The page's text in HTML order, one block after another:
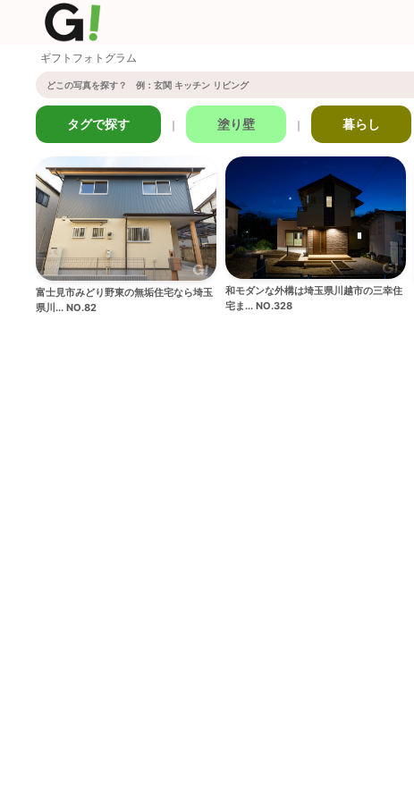
ギフトフォトグラム
タグで探す ｜ 塗り壁 ｜ 暮らし
富士見市みどり野東の無垢住宅なら埼玉
県川... NO.82
和モダンな外構は埼玉県川越市の三幸住
宅ま... NO.328